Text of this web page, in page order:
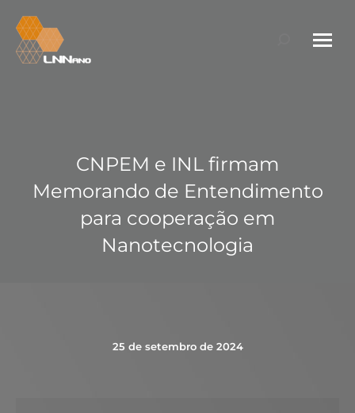
Search:
CNPEM e INL firmam
Memorando de Entendimento
para cooperação em
Nanotecnologia
25 de setembro de 2024